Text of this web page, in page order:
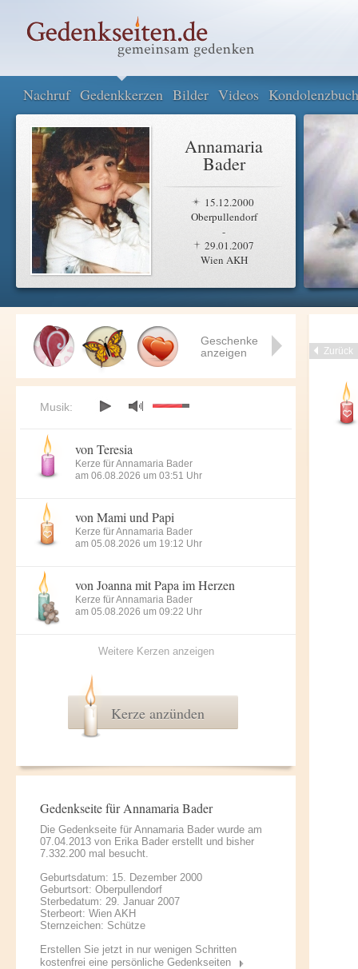
Nachruf Gedenkkerzen Bilder Videos Kondolenzbuch
Annamaria
Bader
15.12.2000
Oberpullendorf
-
29.01.2007
Wien AKH
Zurück
Geschenke
anzeigen
Musik:
von Teresia
Kerze für Annamaria Bader
am 06.08.2026 um 03:51 Uhr
von Mami und Papi
Kerze für Annamaria Bader
am 05.08.2026 um 19:12 Uhr
von Joanna mit Papa im Herzen
Kerze für Annamaria Bader
am 05.08.2026 um 09:22 Uhr
Weitere Kerzen anzeigen
Kerze anzünden
Gedenkseite für Annamaria Bader
Die Gedenkseite für Annamaria Bader wurde am
07.04.2013 von Erika Bader erstellt und bisher
7.332.200 mal besucht.
Geburtsdatum: 15. Dezember 2000
Geburtsort: Oberpullendorf
Sterbedatum: 29. Januar 2007
Sterbeort: Wien AKH
Sternzeichen: Schütze
Erstellen Sie jetzt in nur wenigen Schritten
kostenfrei eine persönliche Gedenkseiten